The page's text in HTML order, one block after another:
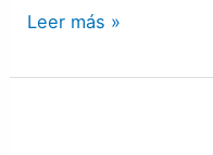
Leer más »